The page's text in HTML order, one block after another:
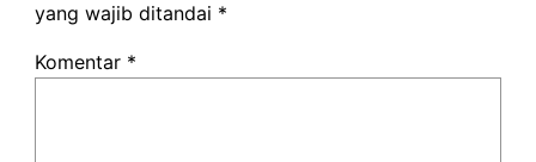
yang wajib ditandai *
Komentar *